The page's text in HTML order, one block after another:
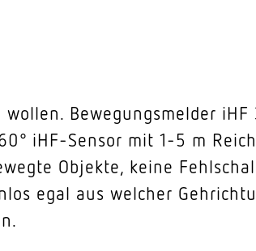
Bewegungsmelder
iHF-Sensor mit 1-5 m
Objekte, keine
egal aus welcher